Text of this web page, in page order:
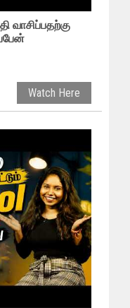
வாசிப்பதற்கு
Watch Here